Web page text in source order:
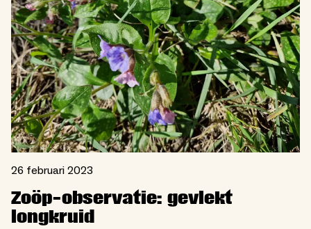
26 februari 2023
Zoöp-observatie: gevlekt
longkruid